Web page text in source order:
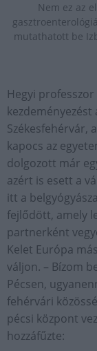
Nem ez az
mutathatott be
Hegyi
Székesfehérvár,
kapocs az
dolgozott már
azért is esett a
itt a
fejlődött, amely
partnerként
Kelet Európa
váljon. – Bízom
Pécsen,
fehérvári
pécsi központ
hozzáfűzte: